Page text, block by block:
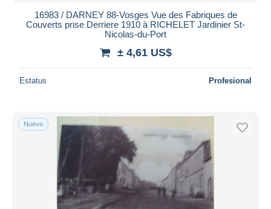
16983 / DARNEY 88-Vosges Vue des Fabriques de
Couverts prise Derriere 1910 à RICHELET Jardinier St-
Nicolas-du-Port
± 4,61 US$
Estatus Profesional
Nuevo